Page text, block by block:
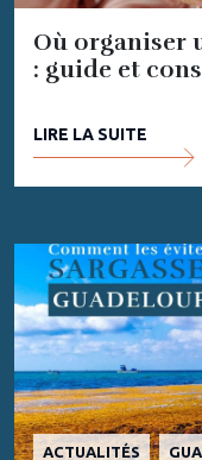
Où organiser
: guide et
LIRE LA SUITE
ACTUALITÉS